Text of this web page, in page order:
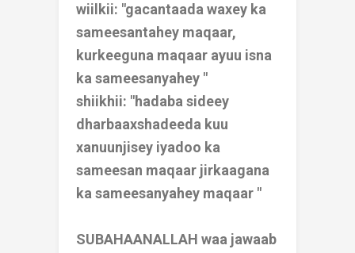
wiilkii: "gacantaada waxey ka
sameesantahey maqaar,
kurkeeguna maqaar ayuu isna
ka sameesanyahey "
shiikhii: "hadaba sideey
dharbaaxshadeeda kuu
xanuunjisey iyadoo ka
sameesan maqaar jirkaagana
ka sameesanyahey maqaar "
SUBAHAANALLAH waa jawaab